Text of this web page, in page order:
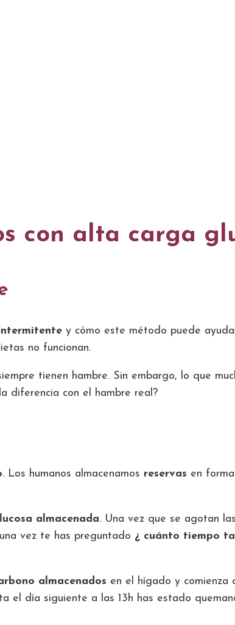
con alta carga
y cómo este método puede
no funcionan.
tienen hambre. Sin embargo, lo que
diferencia con el hambre real?
. Los humanos almacenamos reservas en
almacenada. Una vez que se agotan
vez te has preguntado ¿ cuánto tiempo
almacenados en el hígado y comienza
el día siguiente a las 13h has estado